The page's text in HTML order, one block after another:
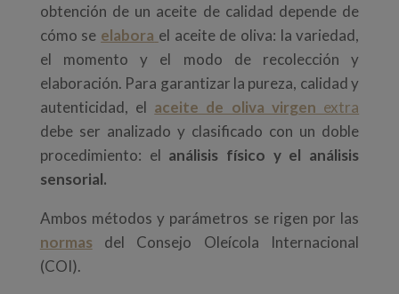
obtención de un aceite de calidad depende de
cómo se elabora el aceite de oliva: la variedad,
el momento y el modo de recolección y
elaboración. Para garantizar la pureza, calidad y
autenticidad, el aceite de oliva virgen extra
debe ser analizado y clasificado con un doble
procedimiento: el análisis físico y el análisis
sensorial.
Ambos métodos y parámetros se rigen por las
normasdel Consejo Oleícola Internacional
(COI).